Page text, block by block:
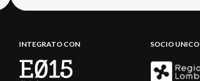
INTEGRATO CON SOCIO UNICO